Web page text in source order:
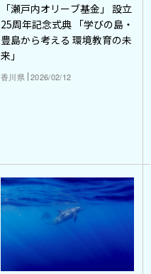
「瀬戸内オリーブ基金」 設立
25周年記念式典 「学びの島・
豊島から考える 環境教育の未
来」
香川県 2026/02/12